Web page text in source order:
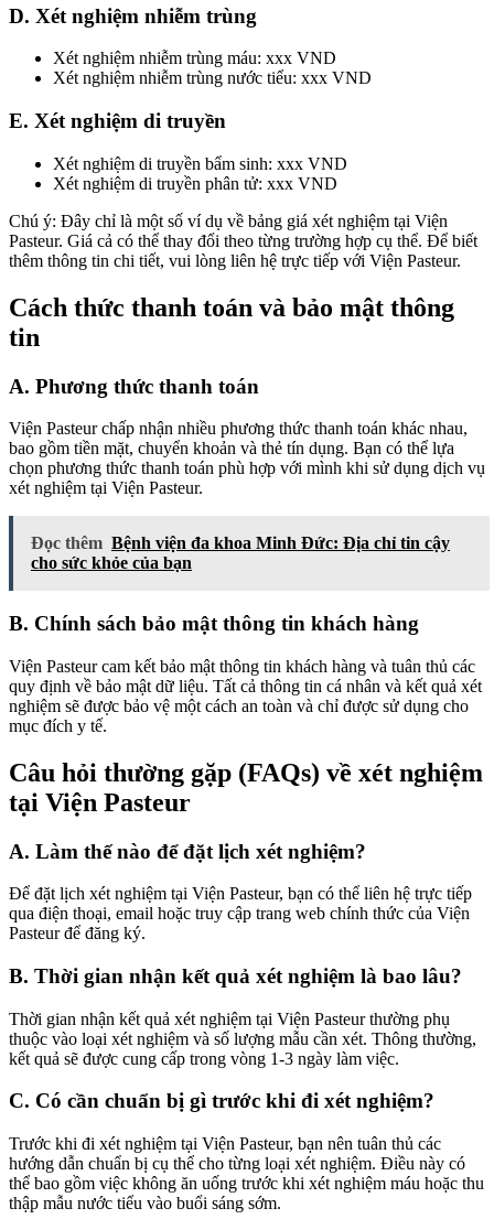
D. Xét nghiệm nhiễm trùng
Xét nghiệm nhiễm trùng máu: xxx VND
Xét nghiệm nhiễm trùng nước tiểu: xxx VND
E. Xét nghiệm di truyền
Xét nghiệm di truyền bẩm sinh: xxx VND
Xét nghiệm di truyền phân tử: xxx VND
Chú ý: Đây chỉ là một số ví dụ về bảng giá xét nghiệm tại Viện
Pasteur. Giá cả có thể thay đổi theo từng trường hợp cụ thể. Để biết
thêm thông tin chi tiết, vui lòng liên hệ trực tiếp với Viện Pasteur.
Cách thức thanh toán và bảo mật thông
tin
A. Phương thức thanh toán
Viện Pasteur chấp nhận nhiều phương thức thanh toán khác nhau,
bao gồm tiền mặt, chuyển khoản và thẻ tín dụng. Bạn có thể lựa
chọn phương thức thanh toán phù hợp với mình khi sử dụng dịch vụ
xét nghiệm tại Viện Pasteur.
Đọc thêm Bệnh viện đa khoa Minh Đức: Địa chỉ tin cậy
cho sức khỏe của bạn
B. Chính sách bảo mật thông tin khách hàng
Viện Pasteur cam kết bảo mật thông tin khách hàng và tuân thủ các
quy định về bảo mật dữ liệu. Tất cả thông tin cá nhân và kết quả xét
nghiệm sẽ được bảo vệ một cách an toàn và chỉ được sử dụng cho
mục đích y tế.
Câu hỏi thường gặp (FAQs) về xét nghiệm
tại Viện Pasteur
A. Làm thế nào để đặt lịch xét nghiệm?
Để đặt lịch xét nghiệm tại Viện Pasteur, bạn có thể liên hệ trực tiếp
qua điện thoại, email hoặc truy cập trang web chính thức của Viện
Pasteur để đăng ký.
B. Thời gian nhận kết quả xét nghiệm là bao lâu?
Thời gian nhận kết quả xét nghiệm tại Viện Pasteur thường phụ
thuộc vào loại xét nghiệm và số lượng mẫu cần xét. Thông thường,
kết quả sẽ được cung cấp trong vòng 1-3 ngày làm việc.
C. Có cần chuẩn bị gì trước khi đi xét nghiệm?
Trước khi đi xét nghiệm tại Viện Pasteur, bạn nên tuân thủ các
hướng dẫn chuẩn bị cụ thể cho từng loại xét nghiệm. Điều này có
thể bao gồm việc không ăn uống trước khi xét nghiệm máu hoặc thu
thập mẫu nước tiểu vào buổi sáng sớm.